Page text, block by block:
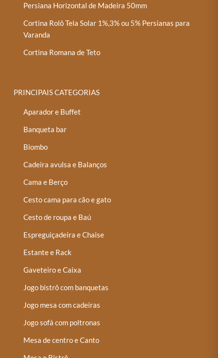
Persiana Horizontal de Madeira 50mm
Cortina Rolô Tela Solar 1%,3% ou 5% Persianas para
Varanda
Cortina Romana de Teto
PRINCIPAIS CATEGORIAS
Aparador e Buffet
Banqueta bar
Biombo
Cadeira avulsa e Balanços
Cama e Berço
Cesto cama para cão e gato
Cesto de roupa e Baú
Espreguiçadeira e Chaise
Estante e Rack
Gaveteiro e Caixa
Jogo bistrô com banquetas
Jogo mesa com cadeiras
Jogo sofá com poltronas
Mesa de centro e Canto